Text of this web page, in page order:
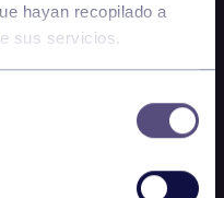
hayan recopilado a
sus servicios.